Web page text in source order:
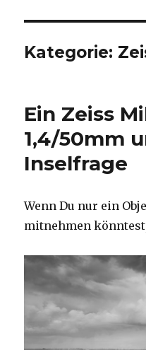
Kategorie:
Ein Zeiss
1,4/50mm
Inselfrage
Wenn Du nur ein
mitnehmen